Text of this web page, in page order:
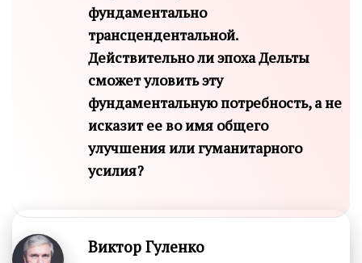
фундаментально
трансцендентальной.
Действительно ли эпоха Дельты
сможет уловить эту
фундаментальную потребность, а не
исказит ее во имя общего
улучшения или гуманитарного
усилия?
Виктор Гуленко